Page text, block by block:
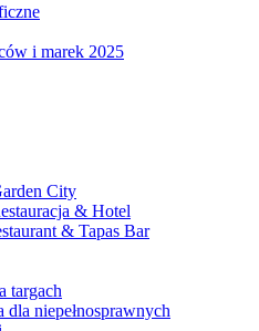
i marek 2025
City
& Hotel
& Tapas Bar
targach
dla niepełnosprawnych